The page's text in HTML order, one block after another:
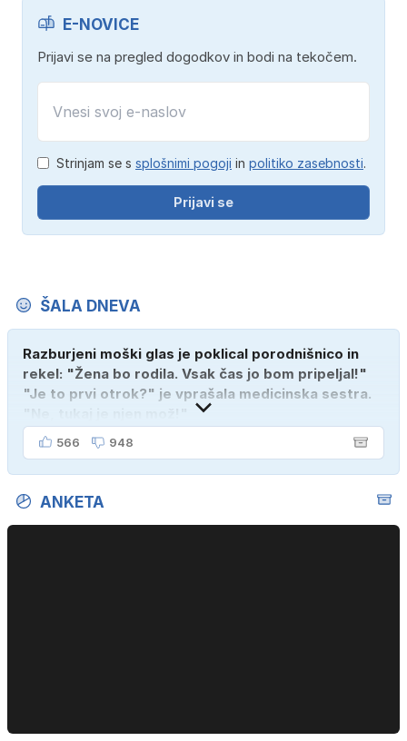
E-NOVICE
Prijavi se na pregled dogodkov in bodi na tekočem.
Strinjam se s splošnimi pogoji in politiko zasebnosti.
Prijavi se
ŠALA DNEVA
Razburjeni moški glas je poklical porodnišnico in
rekel: "Žena bo rodila. Vsak čas jo bom pripeljal!"
"Je to prvi otrok?" je vprašala medicinska sestra.
566 948
ANKETA